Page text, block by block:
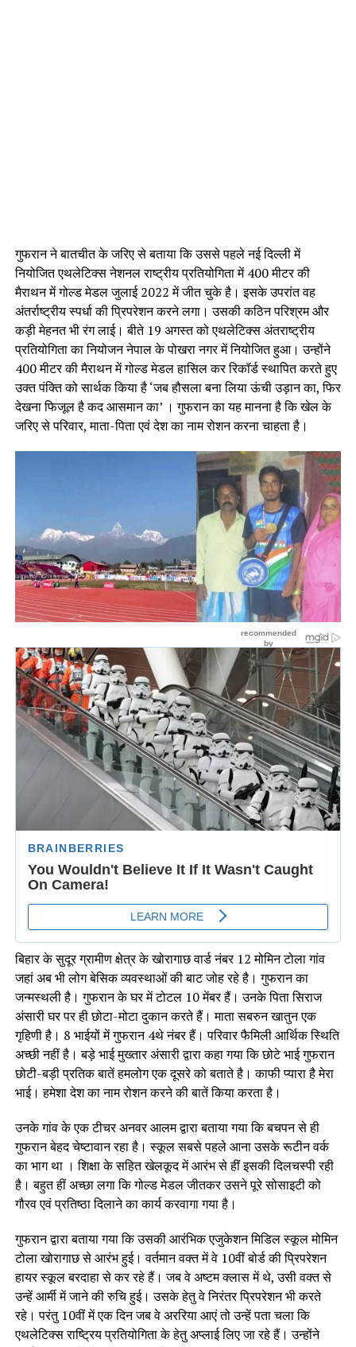
गुफरान ने बातचीत के जरिए से बताया कि उससे पहले नई दिल्ली में
नियोजित एथलेटिक्स नेशनल राष्ट्रीय प्रतियोगिता में 400 मीटर की
मैराथन में गोल्ड मेडल जुलाई 2022 में जीत चुके है। इसके उपरांत वह
अंतर्राष्ट्रीय स्पर्धा की प्रिपरेशन करने लगा। उसकी कठिन परिश्रम और
कड़ी मेहनत भी रंग लाई। बीते 19 अगस्त को एथलेटिक्स अंतराष्ट्रीय
प्रतियोगिता का नियोजन नेपाल के पोखरा नगर में नियोजित हुआ। उन्होंने
400 मीटर की मैराथन में गोल्ड मेडल हासिल कर रिकॉर्ड स्थापित करते हुए
उक्त पंक्ति को सार्थक किया है ‘जब हौसला बना लिया ऊंची उड़ान का, फिर
देखना फिजूल है कद आसमान का’ । गुफरान का यह मानना है कि खेल के
जरिए से परिवार, माता-पिता एवं देश का नाम रोशन करना चाहता है।
बिहार के सुदूर ग्रामीण क्षेत्र के खोरागाछ वार्ड नंबर 12 मोमिन टोला गांव
जहां अब भी लोग बेसिक व्यवस्थाओं की बाट जोह रहे है। गुफरान का
जन्मस्थली है। गुफरान के घर में टोटल 10 मेंबर हैं। उनके पिता सिराज
अंसारी घर पर ही छोटा-मोटा दुकान करते हैं। माता सबरुन खातुन एक
गृहिणी है। 8 भाईयों में गुफरान 4थे नंबर हैं। परिवार फैमिली आर्थिक स्थिति
अच्छी नहीं है। बड़े भाई मुख्तार अंसारी द्वारा कहा गया कि छोटे भाई गुफरान
छोटी-बड़ी प्रतिक बातें हमलोग एक दूसरे को बताते है। काफी प्यारा है मेरा
भाई। हमेशा देश का नाम रोशन करने की बातें किया करता है।
उनके गांव के एक टीचर अनवर आलम द्वारा बताया गया कि बचपन से ही
गुफरान बेहद चेष्टावान रहा है। स्कूल सबसे पहले आना उसके रूटीन वर्क
का भाग था । शिक्षा के सहित खेलकूद में आरंभ से हीं इसकी दिलचस्पी रही
है। बहुत हीं अच्छा लगा कि गोल्ड मेडल जीतकर उसने पूरे सोसाइटी को
गौरव एवं प्रतिष्ठा दिलाने का कार्य करवागा गया है।
गुफरान द्वारा बताया गया कि उसकी आरंभिक एजुकेशन मिडिल स्कूल मोमिन
टोला खोरागाछ से आरंभ हुई। वर्तमान वक्त में वे 10वीं बोर्ड की प्रिपरेशन
हायर स्कूल बरदाहा से कर रहे हैं। जब वे अष्टम क्लास में थे, उसी वक्त से
उन्हें आर्मी में जाने की रुचि हुई। उसके हेतु वे निरंतर प्रिपरेशन भी करते
रहे। परंतु 10वीं में एक दिन जब वे अररिया आएं तो उन्हें पता चला कि
एथलेटिक्स राष्ट्रिय प्रतियोगिता के हेतु अप्लाई लिए जा रहे हैं। उन्होंने